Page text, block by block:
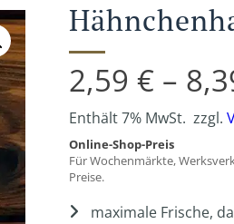
2,59 € –
Enthält 7% MwSt. zzgl.
Online-Shop-Preis
Für Wochenmärkte,
Preise.
maximale Frische, da